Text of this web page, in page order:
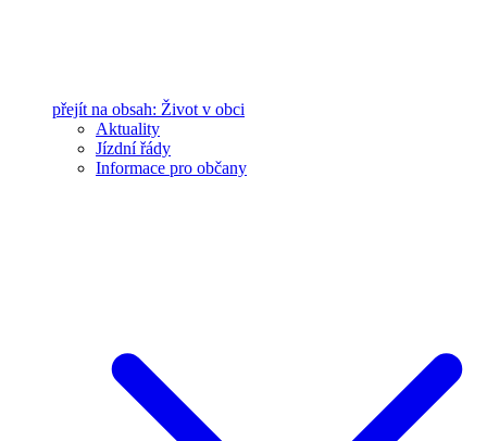
přejít na obsah: Život v obci
Aktuality
Jízdní řády
Informace pro občany